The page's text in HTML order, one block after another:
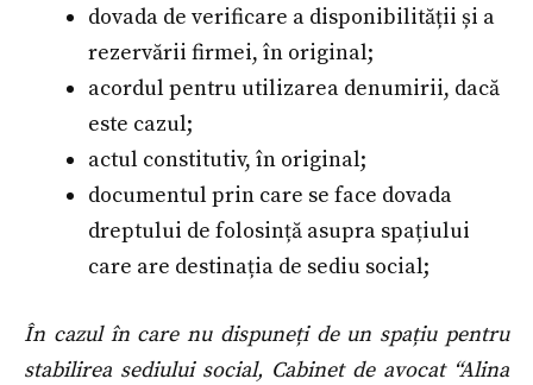
dovada de verificare a disponibilității și a
rezervării firmei, în original;
acordul pentru utilizarea denumirii, dacă
este cazul;
actul constitutiv, în original;
documentul prin care se face dovada
dreptului de folosință asupra spațiului
care are destinația de sediu social;
În cazul în care nu dispuneți de un spațiu pentru
stabilirea sediului social, Cabinet de avocat “Alina